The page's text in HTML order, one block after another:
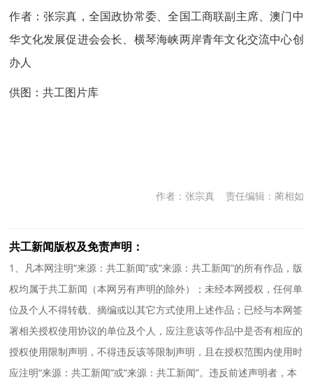
作者：张宗真，全国政协常委、全国工商联副主席、澳门中
华文化发展促进会会长、横琴海峡两岸青年文化交流中心创
办人
供图：共工图片库
作者：张宗真 责任编辑：蔺相如
共工新闻版权及免责声明：
1、凡本网注明“来源：共工新闻”或“来源：共工新闻”的所有作品，版
权均属于共工新闻（本网另有声明的除外）；未经本网授权，任何单
位及个人不得转载、摘编或以其它方式使用上述作品；已经与本网签
署相关授权使用协议的单位及个人，应注意该等作品中是否有相应的
授权使用限制声明，不得违反该等限制声明，且在授权范围内使用时
应注明“来源：共工新闻”或“来源：共工新闻”。违反前述声明者，本